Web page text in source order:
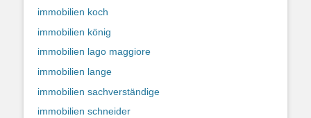
immobilien koch
immobilien könig
immobilien lago maggiore
immobilien lange
immobilien sachverständige
immobilien schneider